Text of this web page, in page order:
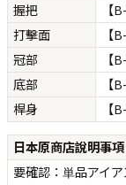
握把
【
打擊面
【
冠部
【
底部
【
桿身
【
日本原商店說明事項
要確認：単品アイ